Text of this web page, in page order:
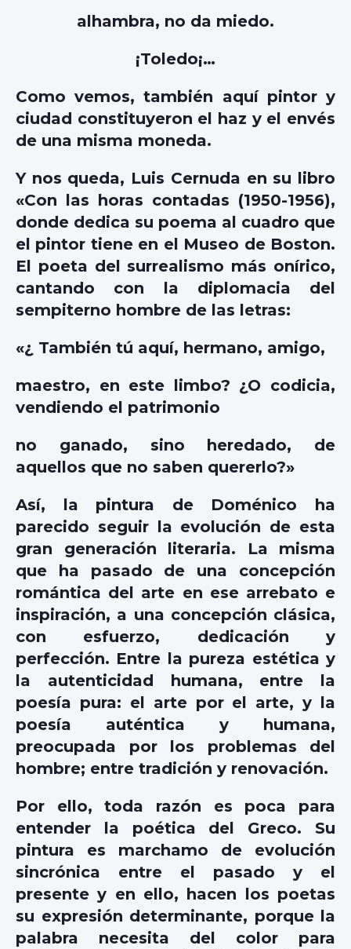
alhambra, no da miedo.
¡Toledo¡…
Como vemos, también aquí pintor y
ciudad constituyeron el haz y el envés
de una misma moneda.
Y nos queda, Luis Cernuda en su libro
«Con las horas contadas (1950-1956),
donde dedica su poema al cuadro que
el pintor tiene en el Museo de Boston.
El poeta del surrealismo más onírico,
cantando con la diplomacia del
sempiterno hombre de las letras:
«¿ También tú aquí, hermano, amigo,
maestro, en este limbo? ¿O codicia,
vendiendo el patrimonio
no ganado, sino heredado, de
aquellos que no saben quererlo?»
Así, la pintura de Doménico ha
parecido seguir la evolución de esta
gran generación literaria. La misma
que ha pasado de una concepción
romántica del arte en ese arrebato e
inspiración, a una concepción clásica,
con esfuerzo, dedicación y
perfección. Entre la pureza estética y
la autenticidad humana, entre la
poesía pura: el arte por el arte, y la
poesía auténtica y humana,
preocupada por los problemas del
hombre; entre tradición y renovación.
Por ello, toda razón es poca para
entender la poética del Greco. Su
pintura es marchamo de evolución
sincrónica entre el pasado y el
presente y en ello, hacen los poetas
su expresión determinante, porque la
palabra necesita del color para